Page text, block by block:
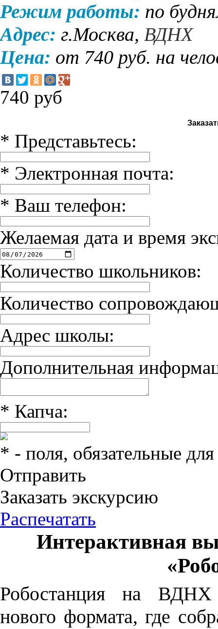
Режим работы: по
Адрес: г.Москва, ВДНХ
Цена: от 740 руб. на
740 руб
* Представьтесь:
* Электронная почта:
* Ваш телефон:
Желаемая дата и время
Количество школьников:
Количество
Адрес школы:
Дополнительная
* Капча:
* - поля, обязательные
Отправить
Заказать экскурсию
Распечатать
Интерактивная
Робостанция на ВДНХ
нового формата, где